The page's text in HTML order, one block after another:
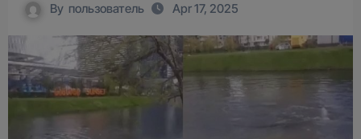
By пользователь Apr 17, 2025